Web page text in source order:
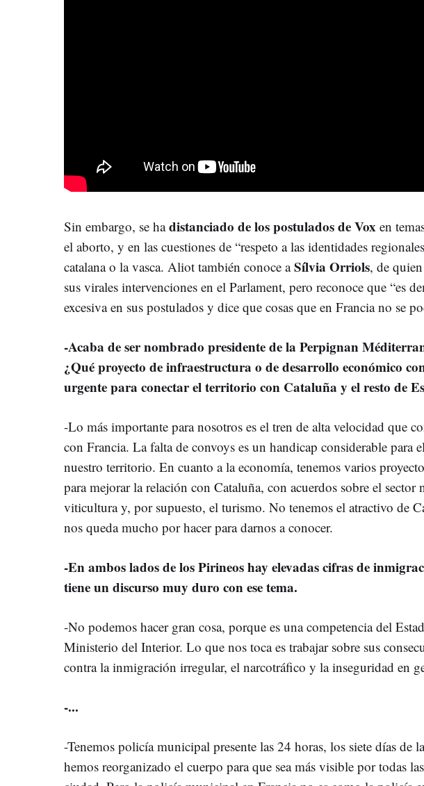
Sin embargo, se hadistanciado de los postulados de Vox en
el aborto, y en las cuestiones de “respeto a las identidades
catalana o la vasca. Aliot también conoce aSílvia Orriols, de
sus virales intervenciones en el Parlament, pero reconoce que “es
excesiva en sus postulados y dice que cosas que en Francia no se
-Acaba de ser nombrado presidente de la Perpignan
¿Qué proyecto de infraestructura o de desarrollo económico
urgente para conectar el territorio con Cataluña y el resto de
-Lo más importante para nosotros es el tren de alta velocidad que
con Francia. La falta de convoys es un handicap considerable para
nuestro territorio. En cuanto a la economía, tenemos varios
para mejorar la relación con Cataluña, con acuerdos sobre el sector
viticultura y, por supuesto, el turismo. No tenemos el atractivo de
nos queda mucho por hacer para darnos a conocer.
-En ambos lados de los Pirineos hay elevadas cifras de
tiene un discurso muy duro con ese tema.
-No podemos hacer gran cosa, porque es una competencia del
Ministerio del Interior. Lo que nos toca es trabajar sobre sus
contra la inmigración irregular, el narcotráfico y la inseguridad en
-...
-Tenemos policía municipal presente las 24 horas, los siete días de
hemos reorganizado el cuerpo para que sea más visible por todas